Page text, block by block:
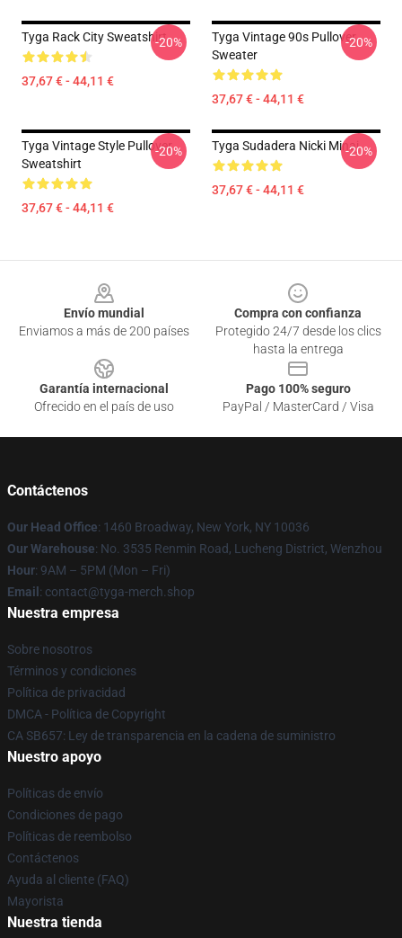
Tyga Rack City Sweatshirt
37,67 € - 44,11 €
-20%
Tyga Vintage 90s Pullover
Sweater
37,67 € - 44,11 €
-20%
Tyga Vintage Style Pullover
Sweatshirt
37,67 € - 44,11 €
-20% Tyga Sudadera Nicki Minaj
37,67 € - 44,11 €
-20%
Envío mundial
Enviamos a más de 200 países
Compra con confianza
Protegido 24/7 desde los clics
hasta la entrega
Garantía internacional
Ofrecido en el país de uso
Pago 100% seguro
PayPal / MasterCard / Visa
Contáctenos
Our Head Office: 1460 Broadway, New York, NY 10036
Our Warehouse: No. 3535 Renmin Road, Lucheng District, Wenzhou
Hour: 9AM – 5PM (Mon – Fri)
Email : contact@tyga-merch.shop
Nuestra empresa
Sobre nosotros
Términos y condiciones
Política de privacidad
DMCA - Política de Copyright
CA SB657: Ley de transparencia en la cadena de suministro
Nuestro apoyo
Políticas de envío
Condiciones de pago
Políticas de reembolso
Contáctenos
Ayuda al cliente (FAQ)
Mayorista
Nuestra tienda